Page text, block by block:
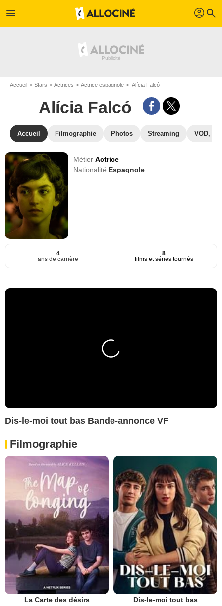
menu profil search
Accueil Stars Actrices Actrice espagnole Alícia Falcó
Alícia Falcó
Accueil Filmographie Photos Streaming VOD,
MétierActrice
Nationalité Espagnole
4
ans de carrière
8
films et séries tournés
Dis-le-moi tout bas Bande-annonce VF
Filmographie
La Carte des désirs Dis-le-moi tout bas